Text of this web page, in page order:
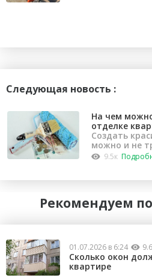
Следующая новость :
На чем
отделке
Создать
можно и не
капремонт
9.5к
Рекомендуем
01.07.2026 в 6:24
Сколько окон
квартире